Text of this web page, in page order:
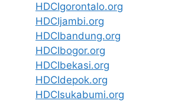
HDCIgorontalo.org
HDCIjambi.org
HDCIbandung.org
HDCIbogor.org
HDCIbekasi.org
HDCIdepok.org
HDCIsukabumi.org